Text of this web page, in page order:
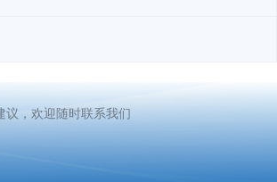
议，欢迎随时联系我们